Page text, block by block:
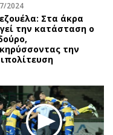
2024
Στα άκρα
την κατάσταση ο
την